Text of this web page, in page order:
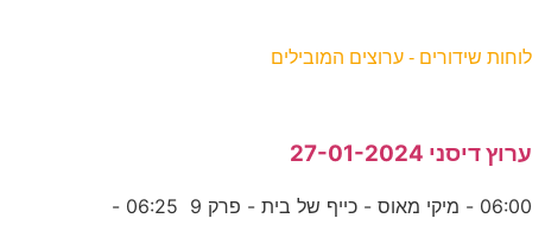
לוחות שידורים - ערוצים המובילים
ערוץ דיסני 27-01-2024
06:00 - מיקי מאוס - כייף של בית - פרק 9 06:25 -